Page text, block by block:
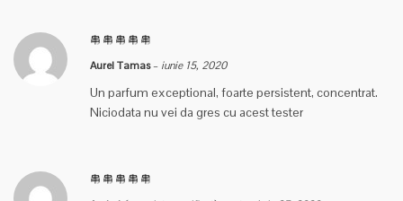
Aurel Tamas– iunie 15, 2020
Un parfum exceptional, foarte persistent, concentrat.
Niciodata nu vei da gres cu acest tester